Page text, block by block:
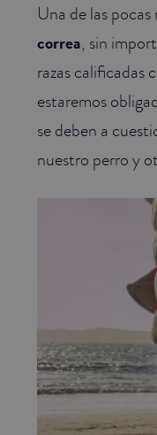
Una de las
correa, sin
razas
estaremos
se deben a
nuestro perro y